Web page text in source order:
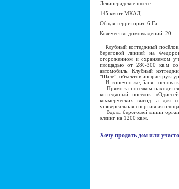
Ленинградское шоссе
145 км от МКАД
Общая территория: 6 Га
Количество домовладений: 20
Клубный коттеджный посёлок
береговой линией на
огороженном и охраняемом
площадью от 280-300 кв.м
автомобиль. Клубный
"Шале", объектов
И, конечно же, баня - основа
Прямо за поселком
коттеджный посёлок
коммерческих выгод, а для
универсальная спортивная
Вдоль береговой линии
эллинг на 1200 кв.м.
Хочу продать дом или